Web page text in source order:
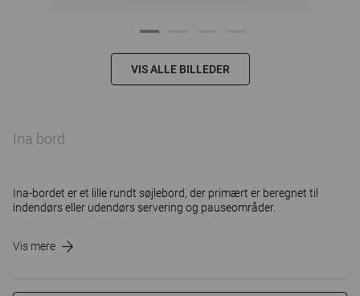
VIS ALLE BILLEDER
Ina bord
Ina-bordet er et lille rundt søjlebord, der primært er beregnet til
indendørs eller udendørs servering og pauseområder.
Vis mere